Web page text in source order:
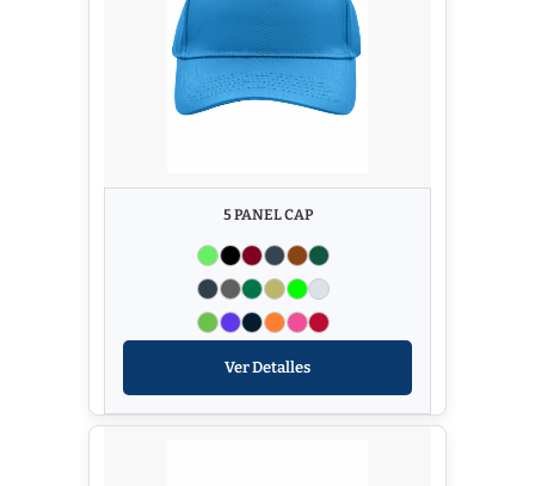
5 PANEL CAP
Ver Detalles